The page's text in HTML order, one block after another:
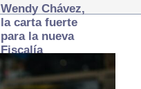
Wendy Chávez,
la carta fuerte
para la nueva
Fiscalía
autónoma